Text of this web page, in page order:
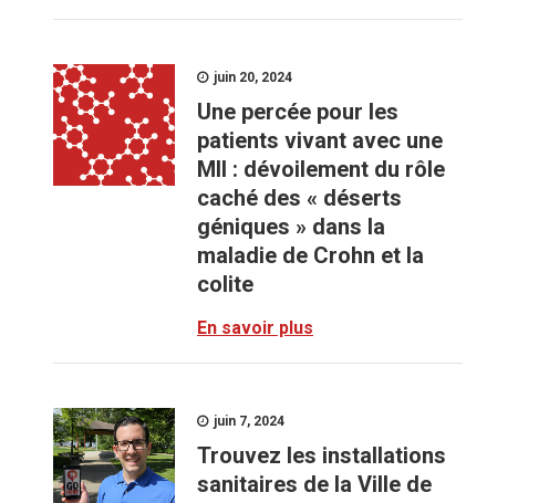
juin 20, 2024
Une percée pour les
patients vivant avec une
MII : dévoilement du rôle
caché des « déserts
géniques » dans la
maladie de Crohn et la
colite
En savoir plus
juin 7, 2024
Trouvez les installations
sanitaires de la Ville de